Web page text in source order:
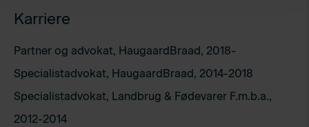
Karriere
Partner og advokat, HaugaardBraad, 2018-
Specialistadvokat, HaugaardBraad, 2014-2018
Specialistadvokat, Landbrug & Fødevarer F.m.b.a.,
2012-2014